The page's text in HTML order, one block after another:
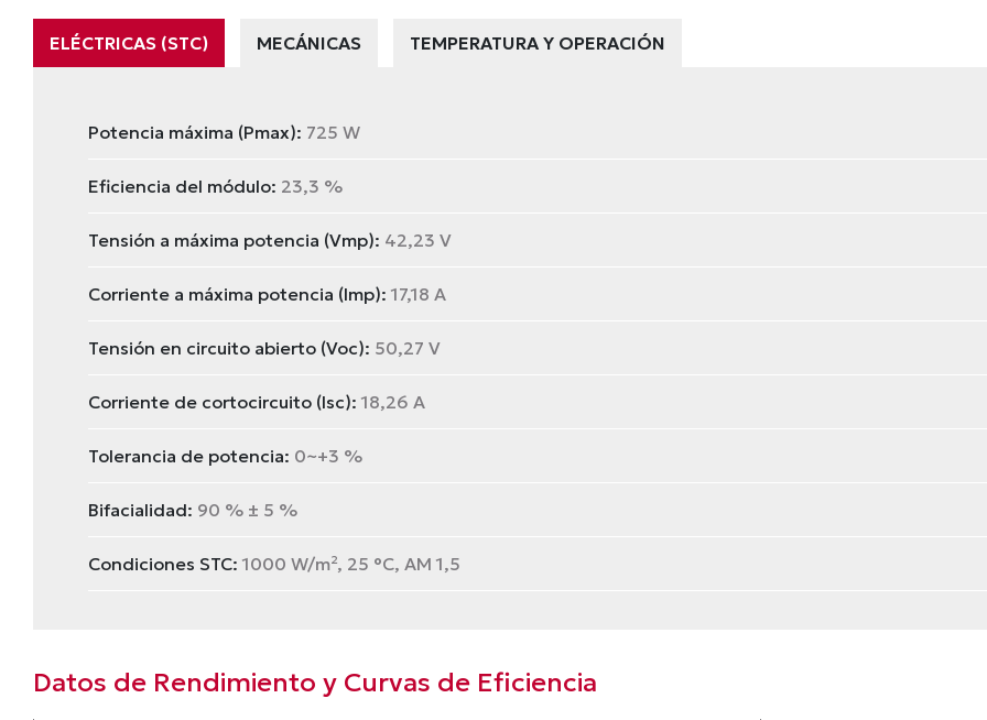
ELÉCTRICAS (STC) MECÁNICAS TEMPERATURA Y OPERACIÓN
Potencia máxima (Pmax): 725 W
Eficiencia del módulo: 23,3 %
Tensión a máxima potencia (Vmp): 42,23 V
Corriente a máxima potencia (Imp): 17,18 A
Tensión en circuito abierto (Voc): 50,27 V
Corriente de cortocircuito (Isc): 18,26 A
Tolerancia de potencia: 0~+3 %
Bifacialidad: 90 % ± 5 %
Condiciones STC: 1000 W/m², 25 °C, AM 1,5
Datos de Rendimiento y Curvas de Eficiencia